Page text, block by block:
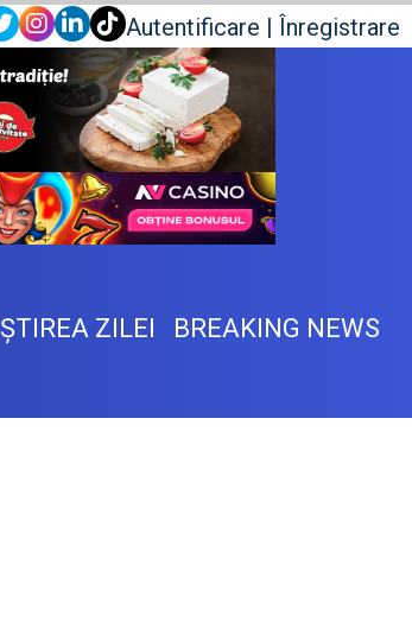
Autentificare | Înregistrare
ŞTIREA ZILEI BREAKING NEWS